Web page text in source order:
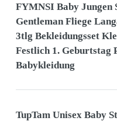
FYMNSI Baby Jungen
Gentleman Fliege
3tlg Bekleidungsset
Festlich 1.
Babykleidung
TupTam Unisex Baby